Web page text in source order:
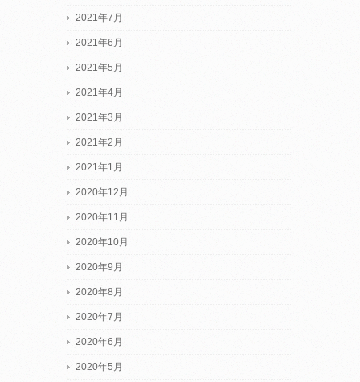
2021年7月
2021年6月
2021年5月
2021年4月
2021年3月
2021年2月
2021年1月
2020年12月
2020年11月
2020年10月
2020年9月
2020年8月
2020年7月
2020年6月
2020年5月